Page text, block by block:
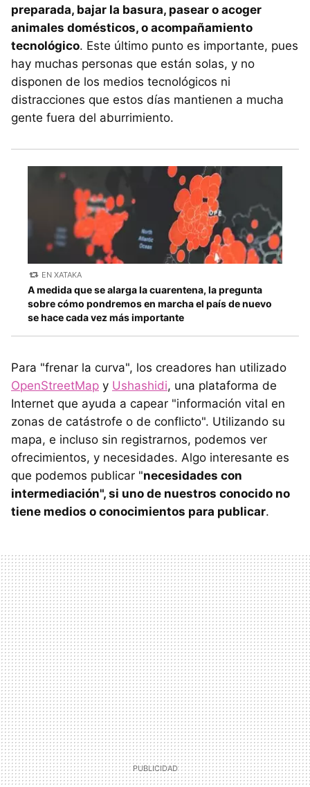
preparada, bajar la basura, pasear o acoger
animales domésticos, o acompañamiento
tecnológico. Este último punto es importante, pues
hay muchas personas que están solas, y no
disponen de los medios tecnológicos ni
distracciones que estos días mantienen a mucha
gente fuera del aburrimiento.
EN XATAKA
A medida que se alarga la cuarentena, la pregunta
sobre cómo pondremos en marcha el país de nuevo
se hace cada vez más importante
Para "frenar la curva", los creadores han utilizado
OpenStreetMap y Ushashidi, una plataforma de
Internet que ayuda a capear "información vital en
zonas de catástrofe o de conflicto". Utilizando su
mapa, e incluso sin registrarnos, podemos ver
ofrecimientos, y necesidades. Algo interesante es
que podemos publicar "necesidades con
intermediación", si uno de nuestros conocido no
tiene medios o conocimientos para publicar.